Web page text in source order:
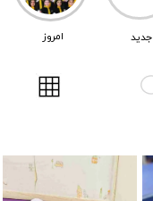
​جدید امروز